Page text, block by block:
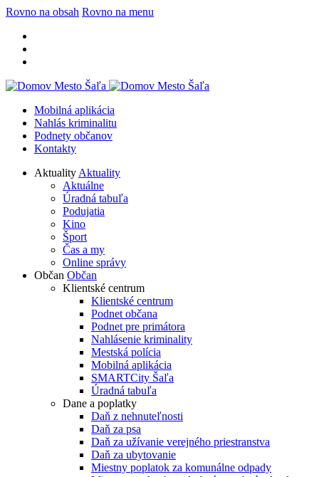
Rovno na obsah Rovno na menu
Mobilná aplikácia
Nahlás kriminalitu
Podnety občanov
Kontakty
Aktuality Aktuality
Aktuálne
Úradná tabuľa
Podujatia
Kino
Šport
Čas a my
Online správy
Občan Občan
Klientské centrum
Klientské centrum
Podnet občana
Podnet pre primátora
Nahlásenie kriminality
Mestská polícia
Mobilná aplikácia
SMARTCity Šaľa
Úradná tabuľa
Dane a poplatky
Daň z nehnuteľnosti
Daň za psa
Daň za užívanie verejného priestranstva
Daň za ubytovanie
Miestny poplatok za komunálne odpady